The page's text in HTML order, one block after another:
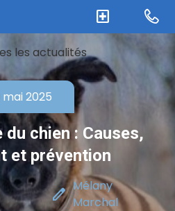
local_hospital
les actualités
mai 2025
du chien : Causes,
et prévention
edit Mélany
Marchal